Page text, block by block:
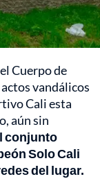
Cuerpo de
vandálicos
Cali esta
aún sin
conjunto
Solo Cali
del lugar.